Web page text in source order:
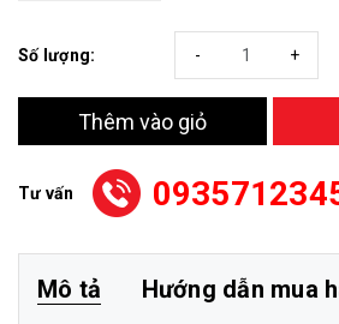
Số lượng: +
-
Thêm vào giỏ
Tư vấn
Mô tả Hướng dẫn mua